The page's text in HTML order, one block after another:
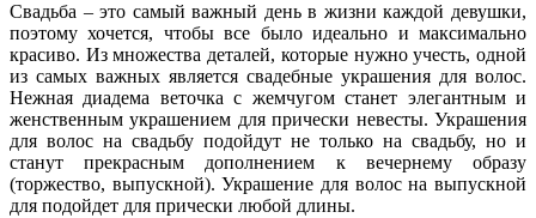
Свадьба – это самый важный день в жизни каждой девушки,
поэтому хочется, чтобы все было идеально и максимально
красиво. Из множества деталей, которые нужно учесть, одной
из самых важных является cвадебные украшения для волос.
Нежная диадема веточка с жемчугом станет элегантным и
женственным украшением для прически невесты. Украшения
для волос на свадьбу подойдут не только на свадьбу, но и
станут прекрасным дополнением к вечернему образу
(торжество, выпускной). Украшение для волос на выпускной
для подойдет для прически любой длины.